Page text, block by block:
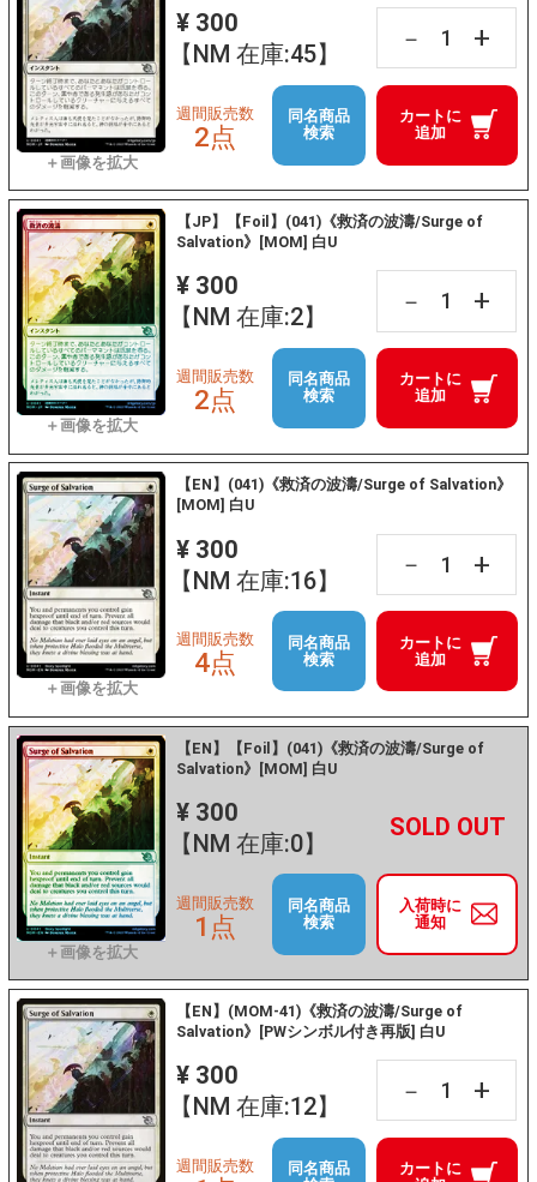
¥ 300
【NM 在庫:45】
－ +
カートに
追加
週間販売数
2点
同名商品
検索
【JP】【Foil】(041)《救済の波濤/Surge of
Salvation》[MOM] 白U
¥ 300
【NM 在庫:2】
－ +
カートに
追加
週間販売数
2点
同名商品
検索
【EN】(041)《救済の波濤/Surge of Salvation》
[MOM] 白U
¥ 300
【NM 在庫:16】
－ +
カートに
追加
週間販売数
4点
同名商品
検索
【EN】【Foil】(041)《救済の波濤/Surge of
Salvation》[MOM] 白U
¥ 300
【NM 在庫:0】
－ +
入荷時に
通知
週間販売数
1点
同名商品
検索
【EN】(MOM-41)《救済の波濤/Surge of
Salvation》[PWシンボル付き再版] 白U
¥ 300
【NM 在庫:12】
－ +
カートに
週間販売数
同名商品